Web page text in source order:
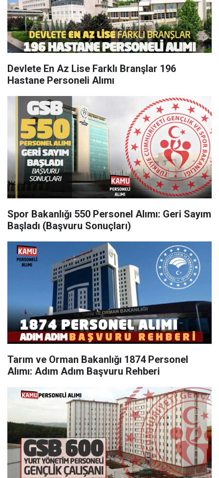
Devlete En Az Lise Farklı Branşlar 196
Hastane Personeli Alımı
Spor Bakanlığı 550 Personel Alımı: Geri Sayım
Başladı (Başvuru Sonuçları)
Tarım ve Orman Bakanlığı 1874 Personel
Alımı: Adım Adım Başvuru Rehberi